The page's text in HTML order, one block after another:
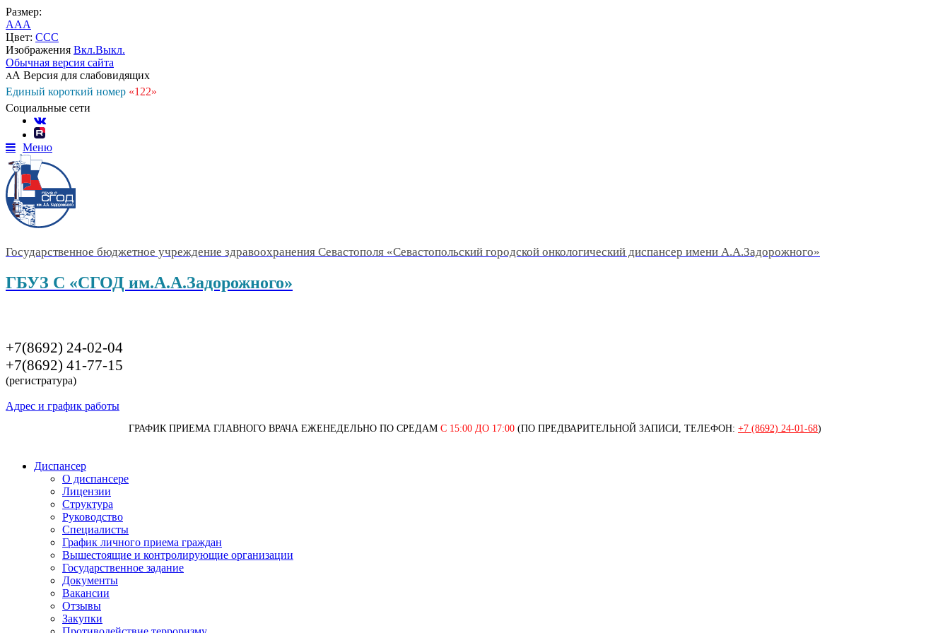
Размер:
AAA
Цвет: CCC
Изображения Вкл.Выкл.
Обычная версия сайта
АА Версия для слабовидящих
Единый короткий номер «122»
Социальные сети
Меню
Государственное бюджетное учреждение здравоохранения Севастополя «Севастопольский городской онкологический диспансер имени А.А.Задорожного»
ГБУЗ С «СГОД им.А.А.Задорожного»
+7(8692) 24-02-04
+7(8692) 41-77-15
(регистратура)
Адрес и график работы
ГРАФИК ПРИЕМА ГЛАВНОГО ВРАЧА ЕЖЕНЕДЕЛЬНО ПО СРЕДАМ С 15:00 ДО 17:00 (ПО ПРЕДВАРИТЕЛЬНОЙ ЗАПИСИ, ТЕЛЕФОН: +7 (8692) 24-01-68)
Диспансер
О диспансере
Лицензии
Структура
Руководство
Специалисты
График личного приема граждан
Вышестоящие и контролирующие организации
Государственное задание
Документы
Вакансии
Отзывы
Закупки